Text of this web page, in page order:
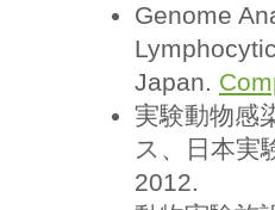
Genome
Japan.
実験動物感
ス、日本実
2012.